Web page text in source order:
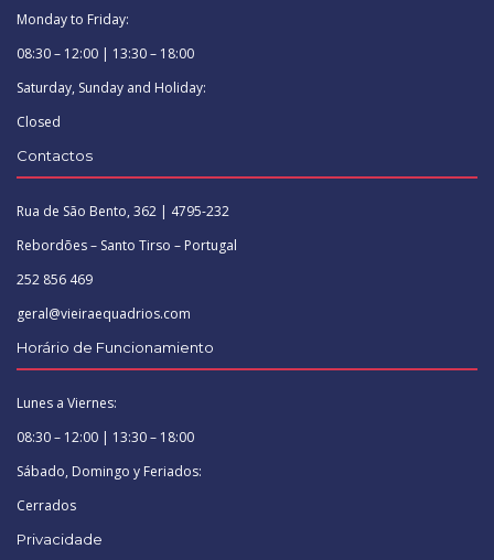
Monday to Friday:
08:30 – 12:00 | 13:30 – 18:00
Saturday, Sunday and Holiday:
Closed
Contactos
Rua de São Bento, 362 | 4795-232
Rebordões – Santo Tirso – Portugal
252 856 469
geral@vieiraequadrios.com
Horário de Funcionamiento
Lunes a Viernes:
08:30 – 12:00 | 13:30 – 18:00
Sábado, Domingo y Feriados:
Cerrados
Privacidade